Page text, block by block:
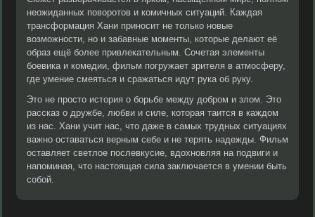
неожиданных поворотов и комичных ситуаций. Каждая
трансформация Хани приносит не только новые
возможности, но и забавные моменты, которые делают её
образ ещё более привлекательным. Сочетая элементы
боевика и комедии, фильм погружает зрителя в атмосферу,
где умение смеяться и сражаться идут рука об руку.
Это не просто история о борьбе между добром и злом. Это
рассказ о дружбе, любви и силе, которая таится в каждом
из нас. Хани учит нас, что даже в самых трудных ситуациях
важно оставаться верным себе и не терять надежды. Фильм
оставляет светлое послевкусие, вдохновляя на подвиги и
напоминая, что настоящая сила заключается в умении быть
собой.